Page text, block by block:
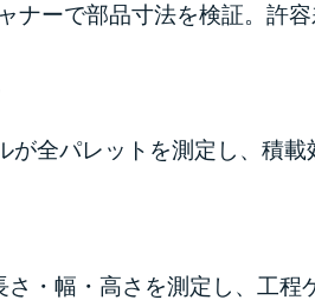
ナーで部品寸法を検証。許
全パレットを測定し、積載
・幅・高さを測定し、工程